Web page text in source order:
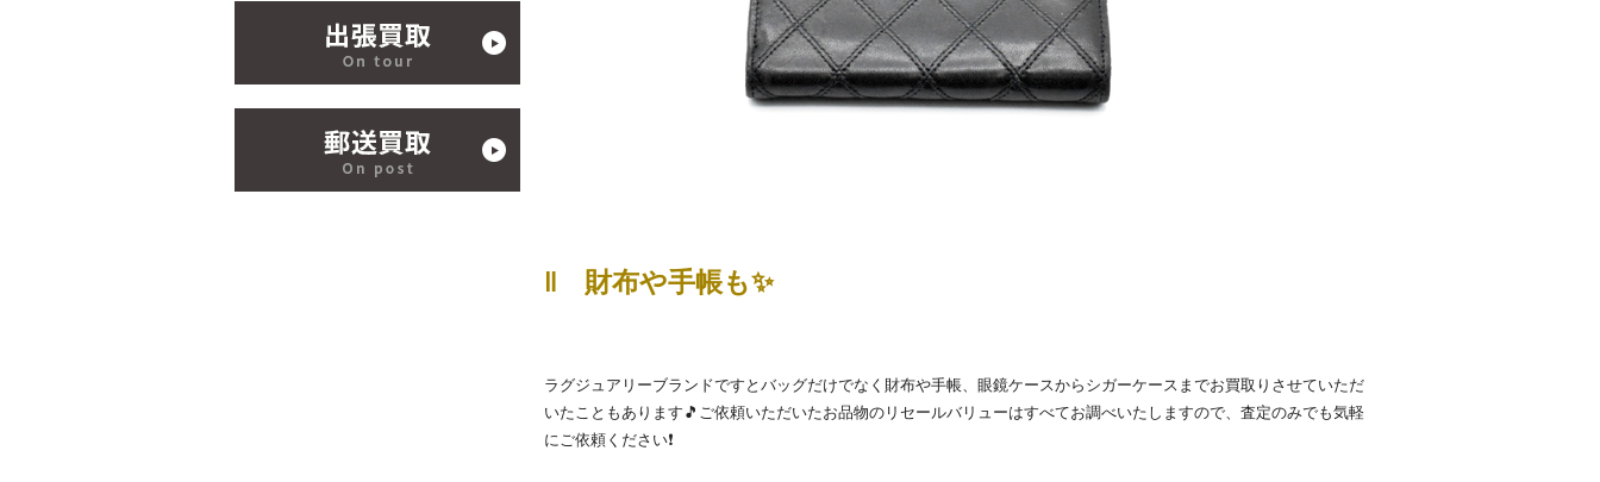
‖ 財布や手帳も✨
ラグジュアリーブランドですとバッグだけでなく財布や手帳、眼鏡ケースからシガーケースまでお買取りさせていただ
いたこともあります🎵ご依頼いただいたお品物のリセールバリューはすべてお調べいたしますので、査定のみでも気軽
にご依頼ください❗